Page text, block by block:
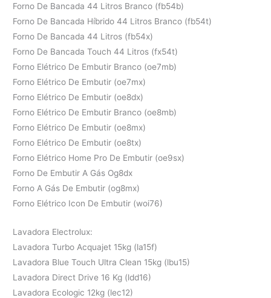
Forno De Bancada 44 Litros Branco (fb54b)
Forno De Bancada Híbrido 44 Litros Branco (fb54t)
Forno De Bancada 44 Litros (fb54x)
Forno De Bancada Touch 44 Litros (fx54t)
Forno Elétrico De Embutir Branco (oe7mb)
Forno Elétrico De Embutir (oe7mx)
Forno Elétrico De Embutir (oe8dx)
Forno Elétrico De Embutir Branco (oe8mb)
Forno Elétrico De Embutir (oe8mx)
Forno Elétrico De Embutir (oe8tx)
Forno Elétrico Home Pro De Embutir (oe9sx)
Forno De Embutir A Gás Og8dx
Forno A Gás De Embutir (og8mx)
Forno Elétrico Icon De Embutir (woi76)
Lavadora Electrolux:
Lavadora Turbo Acquajet 15kg (la15f)
Lavadora Blue Touch Ultra Clean 15kg (lbu15)
Lavadora Direct Drive 16 Kg (ldd16)
Lavadora Ecologic 12kg (lec12)